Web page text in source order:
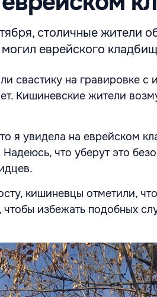
столичные жители
еврейского
свастику на гравировке
Кишиневские жители
я увидела на еврейском
что уберут это
кишиневцы отметили,
чтобы избежать подобных